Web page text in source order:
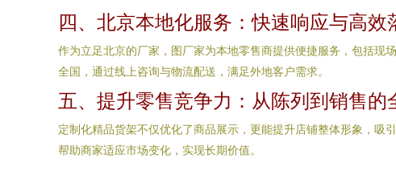
四、北京本地化服务：快速响应与高效
作为立足北京的厂家，图厂家为本地零售商提供便捷服务，包括现
全国，通过线上咨询与物流配送，满足外地客户需求。
五、提升零售竞争力：从陈列到销售的
定制化精品货架不仅优化了商品展示，更能提升店铺整体形象，吸
帮助商家适应市场变化，实现长期价值。